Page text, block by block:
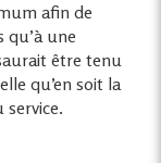
afin de
qu’à une
être tenu
qu’en soit la